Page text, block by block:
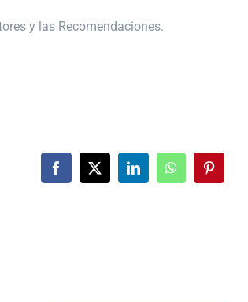
y las Recomendaciones.
Facebook
X LinkedInWhatsApp